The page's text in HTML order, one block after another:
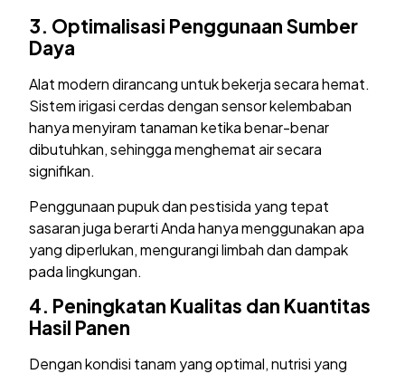
3. Optimalisasi Penggunaan Sumber
Daya
Alat modern dirancang untuk bekerja secara hemat.
Sistem irigasi cerdas dengan sensor kelembaban
hanya menyiram tanaman ketika benar-benar
dibutuhkan, sehingga menghemat air secara
signifikan.
Penggunaan pupuk dan pestisida yang tepat
sasaran juga berarti Anda hanya menggunakan apa
yang diperlukan, mengurangi limbah dan dampak
pada lingkungan.
4. Peningkatan Kualitas dan Kuantitas
Hasil Panen
Dengan kondisi tanam yang optimal, nutrisi yang